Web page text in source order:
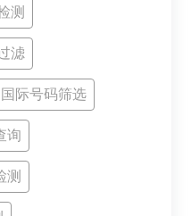
测
滤
国际号码筛选
询
测